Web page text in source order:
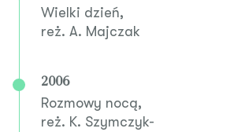
Wielki dzień,
reż. A. Majczak
2006
Rozmowy nocą,
reż. K. Szymczyk-